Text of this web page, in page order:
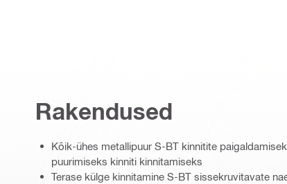
Rakendused
Kõik-ühes metallipuur S-BT kinnitite
puurimiseks kinniti kinnitamiseks
Terase külge kinnitamine S-BT sissekruvitavate